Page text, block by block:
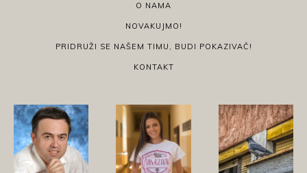
O NAMA
NOVAKUJMO!
PRIDRUŽI SE NAŠEM TIMU, BUDI POKAZIVAČ!
KONTAKT